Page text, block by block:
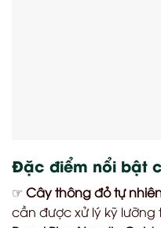
Đặc điểm nổi bật
☞ Cây thông đỏ tự
cần được xử lý kỹ lưỡng